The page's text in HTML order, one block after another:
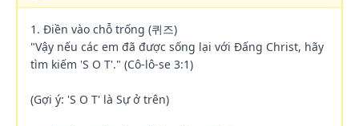
1. Điền vào chỗ trống (퀴즈)
"Vậy nếu các em đã được sống lại với Đấng Christ, hãy
tìm kiếm 'S O T'." (Cô-lô-se 3:1)
(Gợi ý: 'S O T' là Sự ở trên)